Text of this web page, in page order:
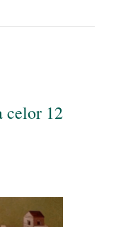
celor 12